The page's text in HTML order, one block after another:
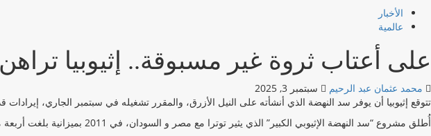
الأخبار
عالمية
على أعتاب ثروة غير مسبوقة.. إثيوبيا
محمد عثمان عبد الرحيم
سبتمبر 3, 2025
تتوقع إثيوبيا أن يوفر سد النهضة الذي أنشأته على النيل الأزرق، والمقرر تشغيله في سبتمبر الجاري،
أُطلق مشروع “سد النهضة الإثيوبي الكبير” الذي يثير توترا مع مصر و السودان، في 2011 بميزانية بلغت أربعة مليارات دولار. ويعد أكبر مشروع كهرومائي في إفريقيا إذ يبلغ عرضه 1,8 كيلومتر وارتفاعه 145 مترا.